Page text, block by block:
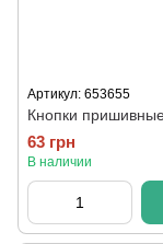
Артикул: 653655
Кнопки
63 грн
В наличии